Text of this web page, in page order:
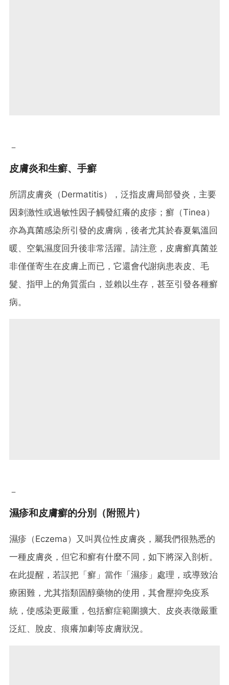
－
皮膚炎和生癬、手癬
所謂皮膚炎（Dermatitis），泛指皮膚局部發炎，主要
因刺激性或過敏性因子觸發紅癢的皮疹；癬（Tinea）
亦為真菌感染所引發的皮膚病，後者尤其於春夏氣溫回
暖、空氣濕度回升後非常活躍。請注意，皮膚癬真菌並
非僅僅寄生在皮膚上而已，它還會代謝病患表皮、毛
髮、指甲上的角質蛋白，並賴以生存，甚至引發各種癬
病。
－
濕疹和皮膚癬的分別（附照片）
濕疹（Eczema）又叫異位性皮膚炎，屬我們很熟悉的
一種皮膚炎，但它和癬有什麼不同，如下將深入剖析。
在此提醒，若誤把「癬」當作「濕疹」處理，或導致治
療困難，尤其指類固醇藥物的使用，其會壓抑免疫系
統，使感染更嚴重，包括癬症範圍擴大、皮炎表徵嚴重
泛紅、脫皮、痕癢加劇等皮膚狀況。